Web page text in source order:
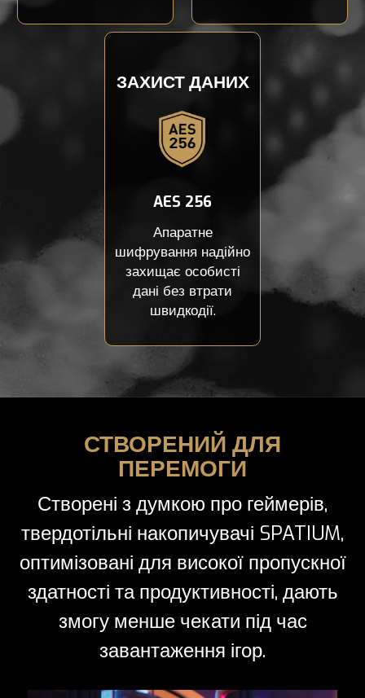
ЗАХИСТ ДАНИХ
AES 256
Апаратне
шифрування надійно
захищає особисті
дані без втрати
швидкодії.
СТВОРЕНИЙ ДЛЯ
ПЕРЕМОГИ
Створені з думкою про геймерів,
твердотільні накопичувачі SPATIUM,
оптимізовані для високої пропускної
здатності та продуктивності, дають
змогу менше чекати під час
завантаження ігор.